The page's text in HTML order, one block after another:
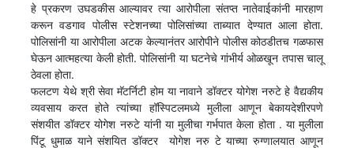
हे प्रकरण उघडकीस आल्यावर त्या आरोपीला संतप्त नातेवाईकांनी मारहाण
करून वडगाव पोलीस स्टेशनच्या पोलिसांच्या ताब्यात देण्यात आला होता.
पोलिसांनी या आरोपीला अटक केल्यानंतर आरोपीने पोलीस कोठडीतच गळफास
घेऊन आत्महत्या केली होती. पोलिसांनी या घटनेचे गांभीर्य ओळखून तपास चालू
ठेवला होता.
फलटण येथे श्री सेवा मॅटर्निटी होम या नावाने डॉक्टर योगेश नरुटे हे वैद्यकीय
व्यवसाय करत होते त्यांच्या हॉस्पिटलमध्ये मुलीला आणून बेकायदेशीरपणे
संशयीत डॉक्टर योगेश नरुटे यांनी या मुलीचा गर्भपात केला होता . या मुलीला
पिंटू धुमाळ याने संशयित डॉक्टर योगेश नरु टे याच्या रुग्णालयात आणून